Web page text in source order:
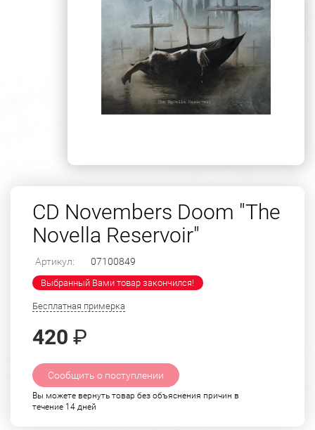
CD Novembers Doom "The
Novella Reservoir"
Артикул: 07100849
Выбранный Вами товар закончился!
Бесплатная примерка
420 ₽
Сообщить о поступлении
Вы можете вернуть товар без объяснения причин в
течение 14 дней